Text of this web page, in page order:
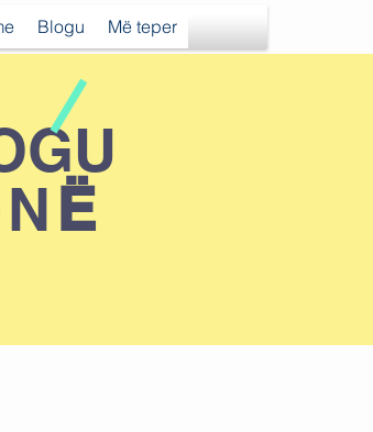
Blogu Më teper
Ё